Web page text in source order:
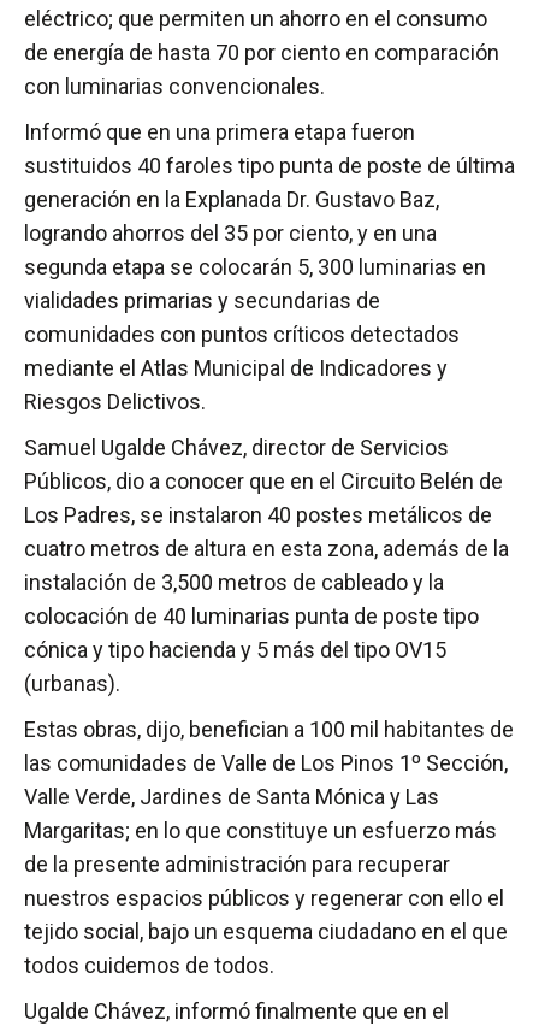
eléctrico; que permiten un ahorro en el consumo
de energía de hasta 70 por ciento en comparación
con luminarias convencionales.
Informó que en una primera etapa fueron
sustituidos 40 faroles tipo punta de poste de última
generación en la Explanada Dr. Gustavo Baz,
logrando ahorros del 35 por ciento, y en una
segunda etapa se colocarán 5, 300 luminarias en
vialidades primarias y secundarias de
comunidades con puntos críticos detectados
mediante el Atlas Municipal de Indicadores y
Riesgos Delictivos.
Samuel Ugalde Chávez, director de Servicios
Públicos, dio a conocer que en el Circuito Belén de
Los Padres, se instalaron 40 postes metálicos de
cuatro metros de altura en esta zona, además de la
instalación de 3,500 metros de cableado y la
colocación de 40 luminarias punta de poste tipo
cónica y tipo hacienda y 5 más del tipo OV15
(urbanas).
Estas obras, dijo, benefician a 100 mil habitantes de
las comunidades de Valle de Los Pinos 1º Sección,
Valle Verde, Jardines de Santa Mónica y Las
Margaritas; en lo que constituye un esfuerzo más
de la presente administración para recuperar
nuestros espacios públicos y regenerar con ello el
tejido social, bajo un esquema ciudadano en el que
todos cuidemos de todos.
Ugalde Chávez, informó finalmente que en el